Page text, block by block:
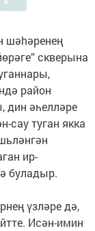
шәhәренең
скверына
район
дин әһелләре
туган якка
ир-
буладыр.
үзләре дә,
Исән-имин